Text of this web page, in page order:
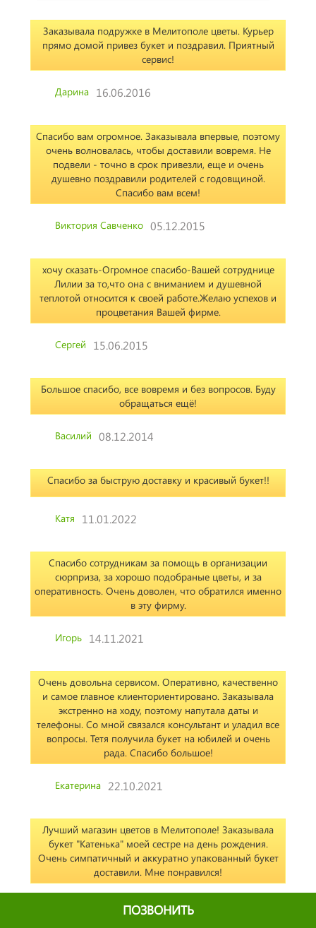
Заказывала подружке в Мелитополе цветы. Курьер
прямо домой привез букет и поздравил. Приятный
сервис!
Дарина 16.06.2016
Спасибо вам огромное. Заказывала впервые, поэтому
очень волновалась, чтобы доставили вовремя. Не
подвели - точно в срок привезли, еще и очень
душевно поздравили родителей с годовщиной.
Спасибо вам всем!
Виктория Савченко 05.12.2015
хочу сказать-Огромное спасибо-Вашей сотруднице
Лилии за то,что она с вниманием и душевной
теплотой относится к своей работе.Желаю успехов и
процветания Вашей фирме.
Сергей 15.06.2015
Большое спасибо, все вовремя и без вопросов. Буду
обращаться ещё!
Василий 08.12.2014
Спасибо за быструю доставку и красивый букет!!
Катя 11.01.2022
Спасибо сотрудникам за помощь в организации
сюрприза, за хорошо подобраные цветы, и за
оперативность. Очень доволен, что обратился именно
в эту фирму.
Игорь 14.11.2021
Очень довольна сервисом. Оперативно, качественно
и самое главное клиенториентировано. Заказывала
экстренно на ходу, поэтому напутала даты и
телефоны. Со мной связался консультант и уладил все
вопросы. Тетя получила букет на юбилей и очень
рада. Спасибо большое!
Екатерина 22.10.2021
Лучший магазин цветов в Мелитополе! Заказывала
букет "Катенька" моей сестре на день рождения.
Очень симпатичный и аккуратно упакованный букет
доставили. Мне понравился!
25.07.2021
ПОЗВОНИТЬ